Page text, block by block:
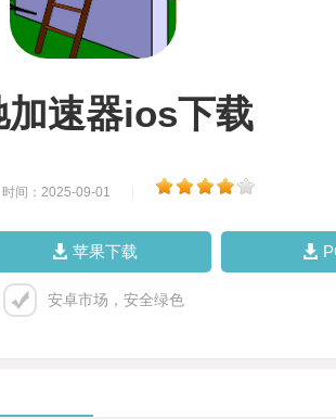
加速器ios下载
时间：2025-09-01
苹果下载
安卓市场，安全绿色